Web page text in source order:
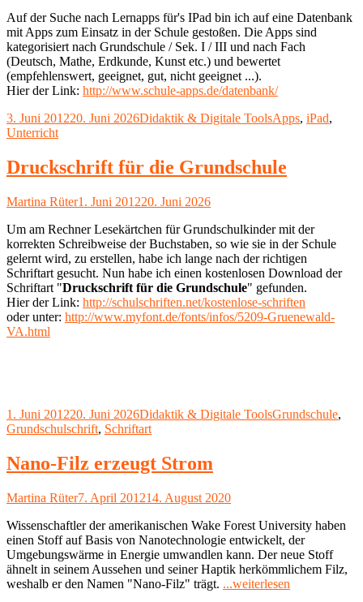
Auf der Suche nach Lernapps für's IPad bin ich auf eine Datenbank
mit Apps zum Einsatz in der Schule gestoßen. Die Apps sind
kategorisiert nach Grundschule / Sek. I / III und nach Fach
(Deutsch, Mathe, Erdkunde, Kunst etc.) und bewertet
(empfehlenswert, geeignet, gut, nicht geeignet ...).
Hier der Link: http://www.schule-apps.de/datenbank/
Veröffentlicht
am
3. Juni 201220. Juni 2026Kategorien
Didaktik & Digitale ToolsSchlagwörter
Apps, iPad,
Unterricht
Druckschrift für die Grundschule
Autor
Martina RüterVeröffentlicht
1. Juni 201220. Juni 2026
Um am Rechner Lesekärtchen für Grundschulkinder mit der
korrekten Schreibweise der Buchstaben, so wie sie in der Schule
gelernt wird, zu erstellen, habe ich lange nach der richtigen
Schriftart gesucht. Nun habe ich einen kostenlosen Download der
Schriftart "Druckschrift für die Grundschule" gefunden.
Hier der Link: http://schulschriften.net/kostenlose-schriften
oder unter: http://www.myfont.de/fonts/infos/5209-Gruenewald-
VA.html
Veröffentlicht
am
1. Juni 201220. Juni 2026Kategorien
Didaktik & Digitale ToolsSchlagwörter
Grundschule,
Grundschulschrift, Schriftart
Nano-Filz erzeugt Strom
Autor
Martina RüterVeröffentlicht
7. April 201214. August 2020
Wissenschaftler der amerikanischen Wake Forest University haben
einen Stoff auf Basis von Nanotechnologie entwickelt, der
Umgebungswärme in Energie umwandlen kann. Der neue Stoff
ähnelt in seinem Aussehen und seiner Haptik herkömmlichem Filz,
weshalb er den Namen "Nano-Filz" trägt. ...weiterlesen